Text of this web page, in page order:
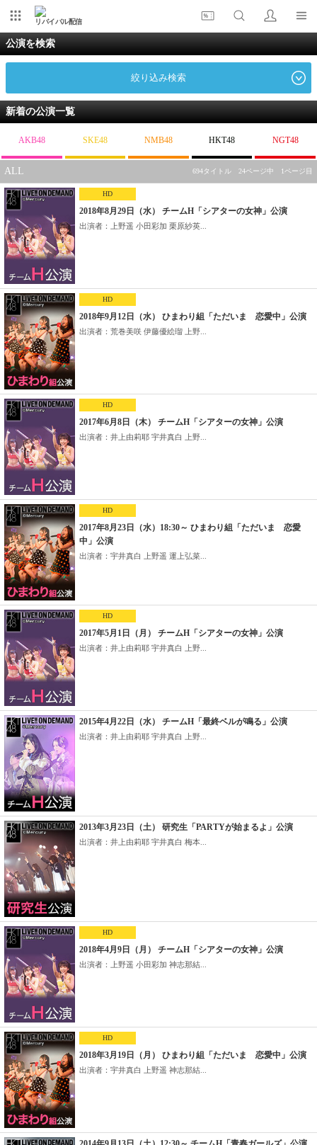
リバイバル配信
公演を検索
絞り込み検索
新着の公演一覧
AKB48 SKE48 NMB48 HKT48 NGT48
ALL 694タイトル 24ページ中 1ページ目
HD
2018年8月29日（水） チームH「シアターの女神」公演
出演者：上野遥 小田彩加 栗原紗英...
HD
2018年9月12日（水） ひまわり組「ただいま 恋愛中」公演
出演者：荒巻美咲 伊藤優絵瑠 上野...
HD
2017年6月8日（木） チームH「シアターの女神」公演
出演者：井上由莉耶 宇井真白 上野...
HD
2017年8月23日（水）18:30～ ひまわり組「ただいま 恋愛
中」公演
出演者：宇井真白 上野遥 運上弘菜...
HD
2017年5月1日（月） チームH「シアターの女神」公演
出演者：井上由莉耶 宇井真白 上野...
2015年4月22日（水） チームH「最終ベルが鳴る」公演
出演者：井上由莉耶 宇井真白 上野...
2013年3月23日（土） 研究生「PARTYが始まるよ」公演
出演者：井上由莉耶 宇井真白 梅本...
HD
2018年4月9日（月） チームH「シアターの女神」公演
出演者：上野遥 小田彩加 神志那結...
HD
2018年3月19日（月） ひまわり組「ただいま 恋愛中」公演
出演者：宇井真白 上野遥 神志那結...